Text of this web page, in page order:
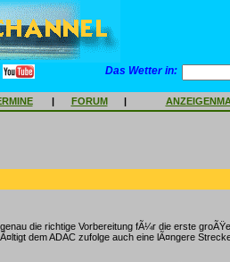
Das Wetter in:
| FORUM |
die richtige Vorbereitung fÃ¼r die erste groÃŸe
dem ADAC zufolge auch eine lÃ¤ngere